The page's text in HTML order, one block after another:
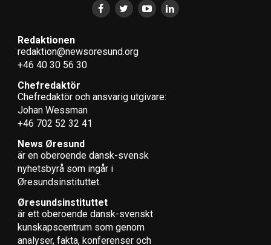
Redaktionen
redaktion@newsoresund.org
+46 40 30 56 30
Chefredaktör
Chefredaktör och ansvarig utgivare:
Johan Wessman
+46 702 52 32 41
News Øresund
är en oberoende dansk-svensk
nyhets­byrå som ingår i
Øresundsinstituttet.
Øresundsinstituttet
är ett oberoende dansk-svenskt
kunskapscentrum som genom
analyser, fakta, konferenser och